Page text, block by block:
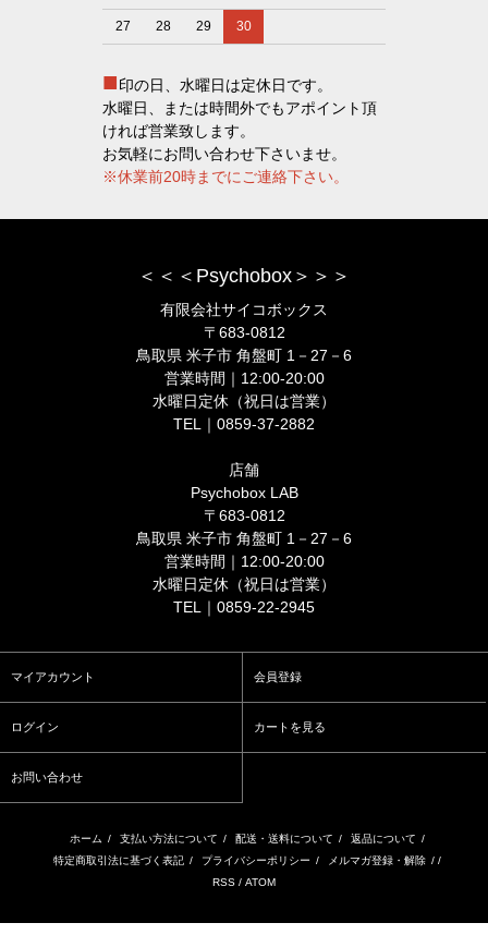
27 28 29 30
■印の日、水曜日は定休日です。
水曜日、または時間外でもアポイント頂
ければ営業致します。
お気軽にお問い合わせ下さいませ。
※休業前20時までにご連絡下さい。
＜＜＜Psychobox＞＞＞
有限会社サイコボックス
〒683-0812
鳥取県 米子市 角盤町 1－27－6
営業時間｜12:00-20:00
水曜日定休（祝日は営業）
TEL｜0859-37-2882
店舗
Psychobox LAB
〒683-0812
鳥取県 米子市 角盤町 1－27－6
営業時間｜12:00-20:00
水曜日定休（祝日は営業）
TEL｜0859-22-2945
マイアカウント 会員登録
ログイン カートを見る
お問い合わせ
ホーム / 支払い方法について / 配送・送料について / 返品について /
特定商取引法に基づく表記 / プライバシーポリシー / メルマガ登録・解除 / /
RSS / ATOM